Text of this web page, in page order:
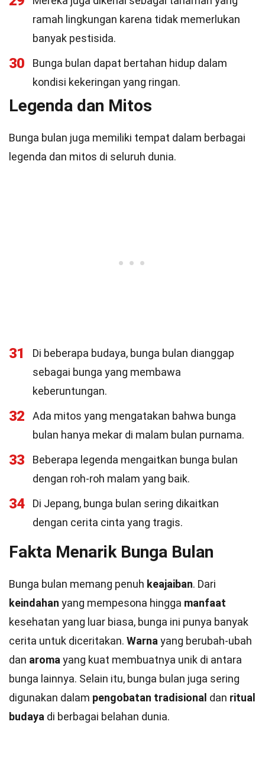
ramah lingkungan karena tidak memerlukan
banyak pestisida.
30
Bunga bulan dapat bertahan hidup dalam
kondisi kekeringan yang ringan.
Legenda dan Mitos
Bunga bulan juga memiliki tempat dalam berbagai
legenda dan mitos di seluruh dunia.
31
Di beberapa budaya, bunga bulan dianggap
sebagai bunga yang membawa
keberuntungan.
32
Ada mitos yang mengatakan bahwa bunga
bulan hanya mekar di malam bulan purnama.
33
Beberapa legenda mengaitkan bunga bulan
dengan roh-roh malam yang baik.
34
Di Jepang, bunga bulan sering dikaitkan
dengan cerita cinta yang tragis.
Fakta Menarik Bunga Bulan
Bunga bulan memang penuh keajaiban. Dari
keindahan yang mempesona hingga manfaat
kesehatan yang luar biasa, bunga ini punya banyak
cerita untuk diceritakan. Warna yang berubah-ubah
dan aroma yang kuat membuatnya unik di antara
bunga lainnya. Selain itu, bunga bulan juga sering
digunakan dalam pengobatan tradisional dan ritual
budaya di berbagai belahan dunia.